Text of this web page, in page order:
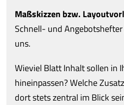
Maßskizzen bzw.
Schnell- und
uns.
Wieviel Blatt Inhalt sollen in
hineinpassen? Welche
dort stets zentral im Blick